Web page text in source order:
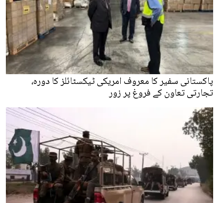
پاکستانی سفیر کا معروف امریکی ٹیکسٹائلز کا دورہ،
تجارتی تعاون کے فروغ پر زور